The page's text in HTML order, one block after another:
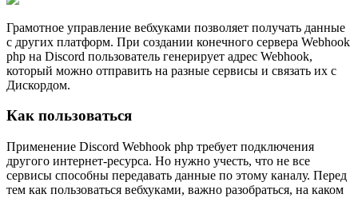
Грамотное управление вебхуками позволяет получать данные
с других платформ. При создании конечного сервера Webhook
php на Discord пользователь генерирует адрес Webhook,
который можно отправить на разные сервисы и связать их с
Дискордом.
Как пользоваться
Применение Discord Webhook php требует подключения
другого интернет-ресурса. Но нужно учесть, что не все
сервисы способны передавать данные по этому каналу. Перед
тем как пользоваться вебхуками, важно разобраться, на каком